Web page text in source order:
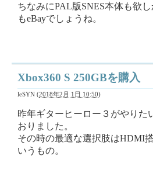
ちなみにPAL版SNES本体も欲
もeBayでしょうね。
Xbox360 S 250GBを購入
leSYN (2018年2月 1日 10:50)
昨年ギターヒーロー３がやりた
おりました。
その時の最適な選択肢はHDMI
いうもの。